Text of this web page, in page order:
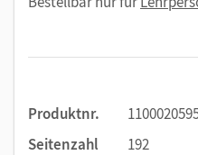
Produktnr.
Seitenzahl
192